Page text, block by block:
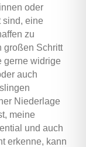
oder
sind, eine
zu
großen Schritt
gerne widrige
auch
Niederlage
meine
und auch
erkenne, kann